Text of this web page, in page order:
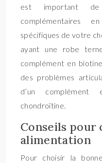
est important
complémentaires
spécifiques de votre
ayant une robe
complément en
des problèmes
d’un
chondroïtine.
Conseils pour
alimentation
Pour choisir la